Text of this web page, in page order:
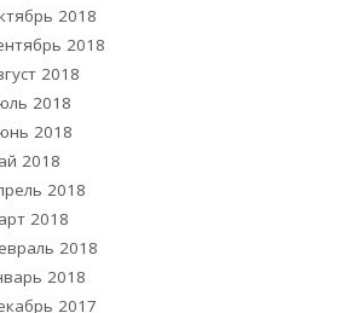
2018
2018
2018
2018
2018
2018
2018
2018
2018
2018
2017